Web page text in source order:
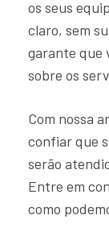
os seus
claro, sem
garante que
sobre os
Com nossa
confiar que
serão
Entre em
como